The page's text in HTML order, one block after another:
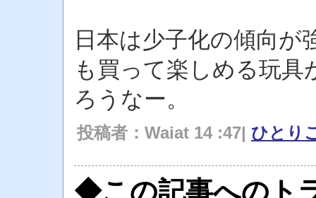
日本は少子化の傾向が
も買って楽しめる玩
ろうなー。
投稿者：Waiat 14 :47| ひとり
◆この記事へのト